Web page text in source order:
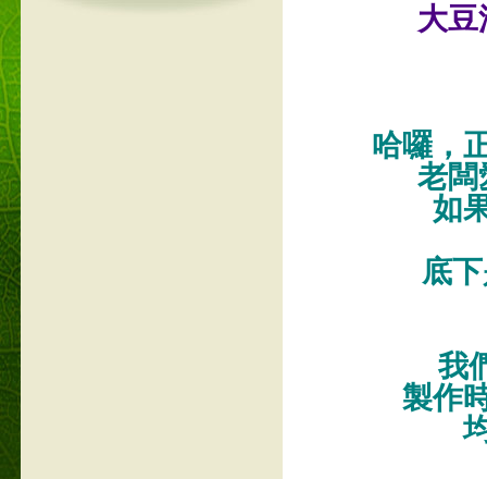
大
哈囉，
老闆
如
底
我
製作